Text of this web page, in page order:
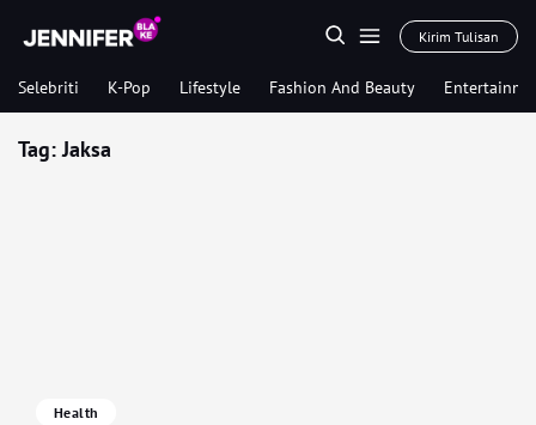
Kirim Tulisan
Selebriti K-Pop Lifestyle Fashion And Beauty
Tag:Jaksa
Health